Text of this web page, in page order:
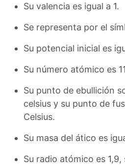
Su valencia es igual a 1.
Se representa por el
Su potencial inicial es
Su número atómico es
Su punto de ebullición
celsius y su punto de
Celsius.
Su masa del ático es
Su radio atómico es